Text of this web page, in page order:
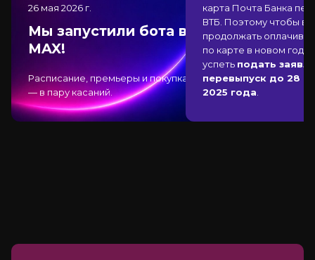
26 мая 2026 г.
Мы запустили бота в
MAX!
Расписание, премьеры и покупка
— в пару касаний.
карта Почта Банка
ВТБ . Поэтому чтобы
продолжать
по карте в новом
успеть подать
перевыпуск до 28
2025 года